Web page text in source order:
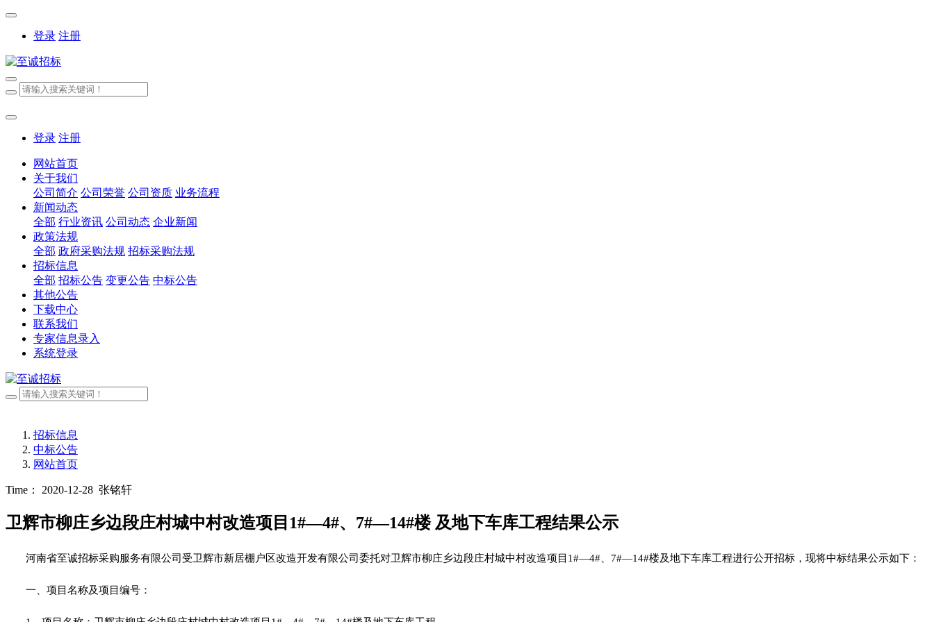
登录 注册
登录 注册
网站首页
关于我们
公司简介 公司荣誉 公司资质 业务流程
新闻动态
全部 行业资讯 公司动态 企业新闻
政策法规
全部 政府采购法规 招标采购法规
招标信息
全部 招标公告 变更公告 中标公告
其他公告
下载中心
联系我们
专家信息录入
系统登录
招标信息
中标公告
网站首页
Time： 2020-12-28 张铭轩
卫辉市柳庄乡边段庄村城中村改造项目1#—4#、7#—14#楼 及地下车库工程结果公示
河南省至诚招标采购服务有限公司受卫辉市新居棚户区改造开发有限公司委托对卫辉市柳庄乡边段庄村城中村改造项目1#—4#、7#—14#楼及地下车库工程进行公开招标，现将中标结果公示如下：
一、项目名称及项目编号：